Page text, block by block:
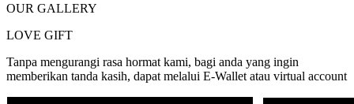
OUR GALLERY
LOVE GIFT
Tanpa mengurangi rasa hormat kami, bagi anda yang ingin
memberikan tanda kasih, dapat melalui E-Wallet atau virtual account